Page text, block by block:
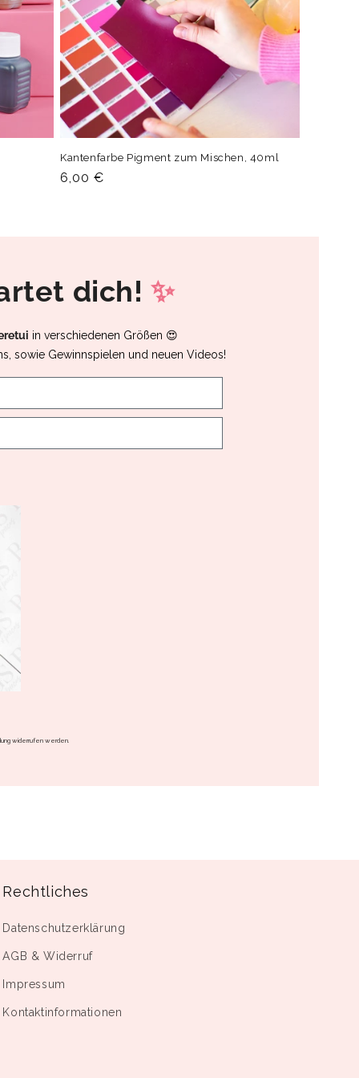
Kantenfarbe Pigment zum Mischen, 40ml
Normaler
6,00 €
dich! ✨
in verschiedenen Größen 😍
sowie Gewinnspielen und neuen Videos!
widerrufen werden.
Rechtliches
Datenschutzerklärung
AGB & Widerruf
Impressum
Kontaktinformationen